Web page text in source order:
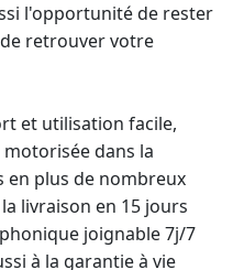
l'opportunité de rester
retrouver votre
et utilisation facile,
dans la
en plus de nombreux
livraison en 15 jours
joignable 7j/7
à la garantie à vie